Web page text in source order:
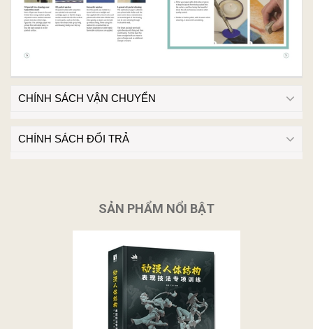
CHÍNH SÁCH VẬN CHUYỂN
CHÍNH SÁCH ĐỔI TRẢ
SẢN PHẨM NỔI BẬT